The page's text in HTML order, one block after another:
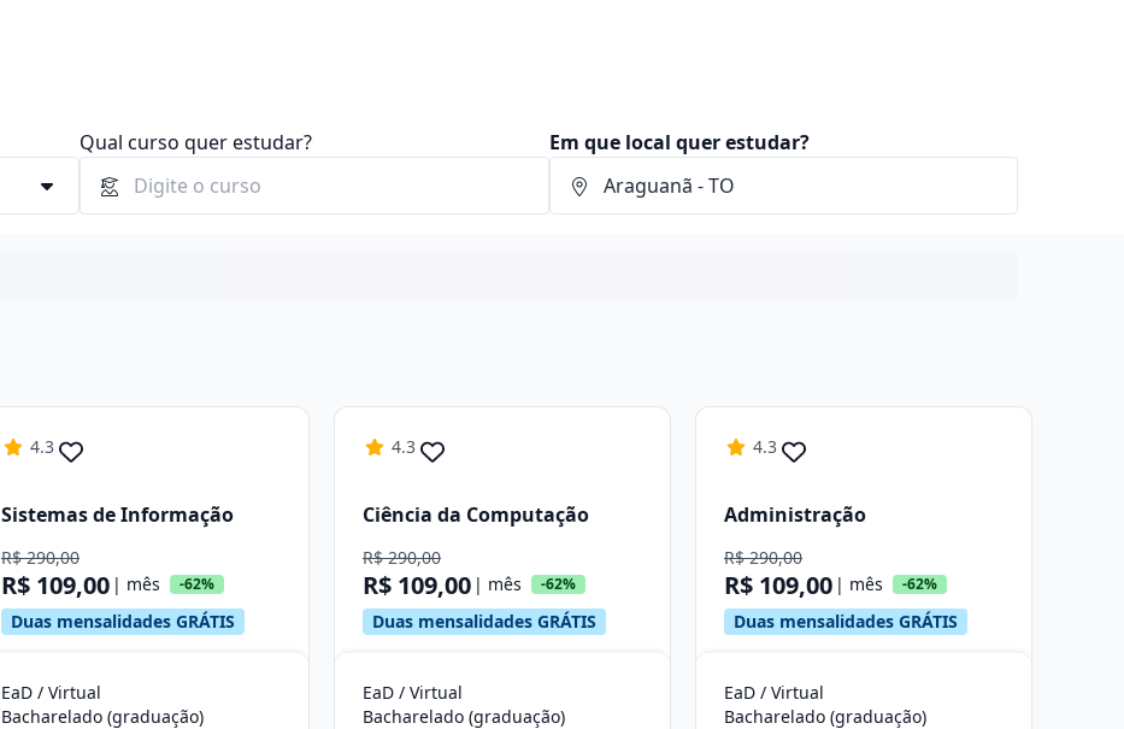
Qual curso quer estudar? Em que local quer estudar?
4.3
Sistemas de Informação
R$ 290,00
R$ 109,00 | mês -62%
Duas mensalidades GRÁTIS
EaD / Virtual
Bacharelado (graduação)
4.3
Ciência da Computação
R$ 290,00
R$ 109,00 | mês -62%
Duas mensalidades GRÁTIS
EaD / Virtual
Bacharelado (graduação)
4.3
Administração
R$ 290,00
R$ 109,00 | mês -62%
Duas mensalidades GRÁTIS
EaD / Virtual
Bacharelado (graduação)